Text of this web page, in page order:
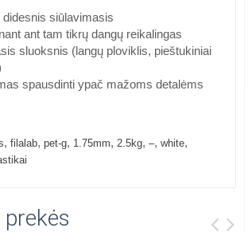
siūlavimasis
ant tam tikrų dangų reikalingas
sluoksnis (langų ploviklis, pieštukiniai
spausdinti ypač mažoms detalėms
, filalab, pet-g, 1.75mm, 2.5kg, –, white,